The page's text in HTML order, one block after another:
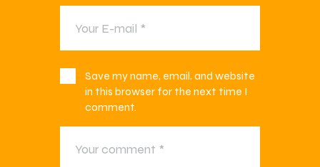
Save my name, email, and website
in this browser for the next time I
comment.